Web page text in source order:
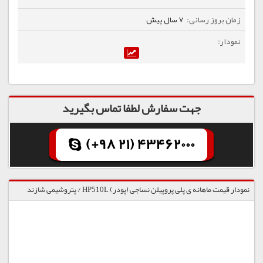
7 سال پیش
جهت سفارش لطفا تماس بگیرید
(+98 21) 43462000
نمودار قیمت ماهانه ی پلی پروپیلن نساجی (پودر) HP510L / پتروشیمی شازند